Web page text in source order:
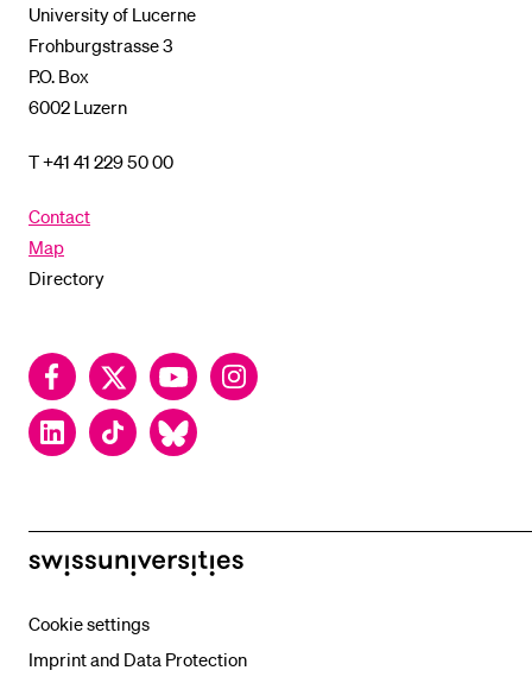
University of Lucerne
Frohburgstrasse 3
P.O. Box
6002 Luzern
T +41 41 229 50 00
Contact
Map
Directory
FacebookTwitter YouTubeInstagram
LinkedInTikTok Bluesky
swissuniversities
Cookie settings
Imprint and Data Protection